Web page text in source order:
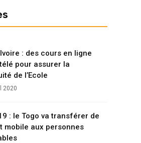
: des cours en ligne
pour assurer la
de l’Ecole
2020
: le Togo va transférer de
mobile aux personnes